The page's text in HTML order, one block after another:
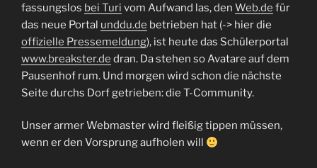
fassungslos bei Turi vom Aufwand las, den Web.de für
das neue Portal unddu.de betrieben hat (-> hier die
offizielle Pressemeldung), ist heute das Schülerportal
www.breakster.de dran. Da stehen so Avatare auf dem
Pausenhof rum. Und morgen wird schon die nächste
Seite durchs Dorf getrieben: die T-Community.
Unser armer Webmaster wird fleißig tippen müssen,
wenn er den Vorsprung aufholen will